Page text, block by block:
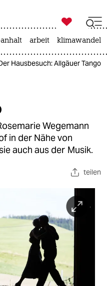

taz zahl ich
arbeit klimawandel
Hausbesuch: Allgäuer Tango
Wegemann
in der Nähe von
auch aus der Musik.
teilen